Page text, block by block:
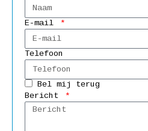
E-mail
Telefoon
Bel mij terug
Bericht